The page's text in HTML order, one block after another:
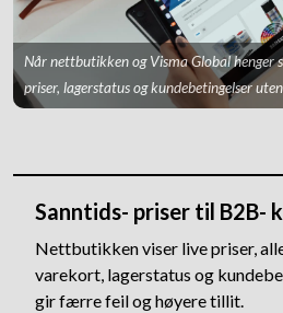
Når nettbutikken og Visma Global henger
priser, lagerstatus og kundebetingelser
Sanntids- priser til B2B-
Nettbutikken viser live priser,
varekort, lagerstatus og
gir færre feil og høyere tillit.